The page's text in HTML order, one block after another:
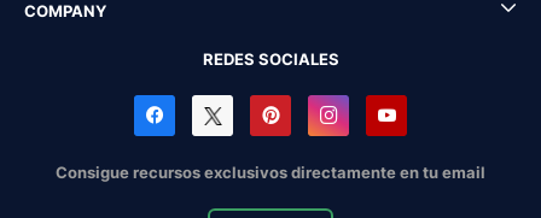
COMPANY
REDES SOCIALES
Consigue recursos exclusivos directamente en tu email